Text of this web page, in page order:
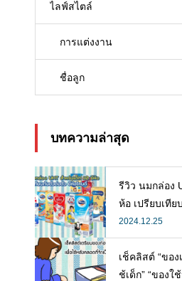
ไลฟ์สไตล์
การแต่งงาน
ชื่อลูก
บทความล่าสุด
รีวิว นมกล่อง
ห้อ เปรียบเที
นดี พร้อมแนะวิ
ห้ลูก
2024.12.25
เช็คลิสต์ “ของ
ช้เด็ก” “ของใช้หลังคลอด” เพื่อใช้ห